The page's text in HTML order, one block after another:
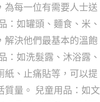
為每一位有需要人士送
：如罐頭、麵食、米、
解決他們最基本的溫飽
：如洗髮露、沐浴露、
紙、止痛貼等，可以提
質量。 兒童用品：如文